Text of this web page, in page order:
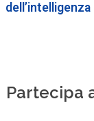
Partecipa